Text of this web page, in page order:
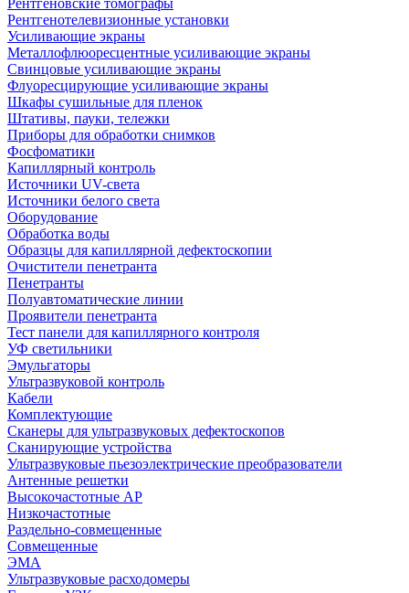
Рентгеновские томографы
Рентгенотелевизионные установки
Усиливающие экраны
Металлофлюоресцентные усиливающие экраны
Свинцовые усиливающие экраны
Флуоресцирующие усиливающие экраны
Шкафы сушильные для пленок
Штативы, пауки, тележки
Приборы для обработки снимков
Фосфоматики
Капиллярный контроль
Источники UV-света
Источники белого света
Оборудование
Обработка воды
Образцы для капиллярной дефектоскопии
Очистители пенетранта
Пенетранты
Полуавтоматические линии
Проявители пенетранта
Тест панели для капиллярного контроля
УФ светильники
Эмульгаторы
Ультразвуковой контроль
Кабели
Комплектующие
Сканеры для ультразвуковых дефектоскопов
Сканирующие устройства
Ультразвуковые пьезоэлектрические преобразователи
Антенные решетки
Высокочастотные АР
Низкочастотные
Раздельно-совмещенные
Совмещенные
ЭМА
Ультразвуковые расходомеры